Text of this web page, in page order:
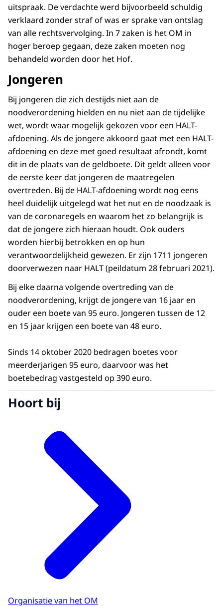
uitspraak. De verdachte werd bijvoorbeeld schuldig
verklaard zonder straf of was er sprake van ontslag
van alle rechtsvervolging. In 7 zaken is het OM in
hoger beroep gegaan, deze zaken moeten nog
behandeld worden door het Hof.
Jongeren
Bij jongeren die zich destijds niet aan de
noodverordening hielden en nu niet aan de tijdelijke
wet, wordt waar mogelijk gekozen voor een HALT-
afdoening. Als de jongere akkoord gaat met een HALT-
afdoening en deze met goed resultaat afrondt, komt
dit in de plaats van de geldboete. Dit geldt alleen voor
de eerste keer dat jongeren de maatregelen
overtreden. Bij de HALT-afdoening wordt nog eens
heel duidelijk uitgelegd wat het nut en de noodzaak is
van de coronaregels en waarom het zo belangrijk is
dat de jongere zich hieraan houdt. Ook ouders
worden hierbij betrokken en op hun
verantwoordelijkheid gewezen. Er zijn 1711 jongeren
doorverwezen naar HALT (peildatum 28 februari 2021).
Bij elke daarna volgende overtreding van de
noodverordening, krijgt de jongere van 16 jaar en
ouder een boete van 95 euro. Jongeren tussen de 12
en 15 jaar krijgen een boete van 48 euro.
Sinds 14 oktober 2020 bedragen boetes voor
meerderjarigen 95 euro, daarvoor was het
boetebedrag vastgesteld op 390 euro.
Hoort bij
Organisatie van het OM